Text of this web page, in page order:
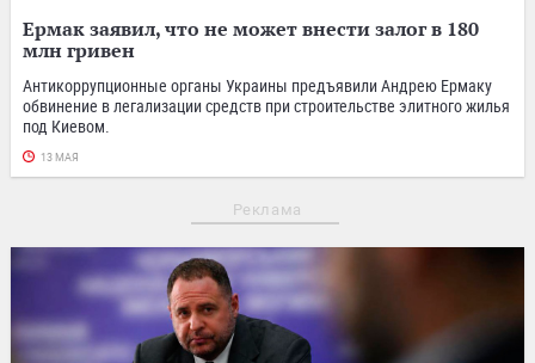
Ермак заявил, что не может внести залог в 180
млн гривен
Антикоррупционные органы Украины предъявили Андрею Ермаку
обвинение в легализации средств при строительстве элитного жилья
под Киевом.
13 МАЯ
Реклама